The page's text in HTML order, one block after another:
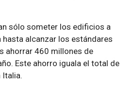
sólo someter los edificios a
alcanzar los estándares
ahorrar 460 millones de
Este ahorro iguala el total de
Italia.